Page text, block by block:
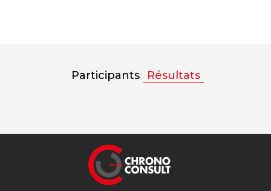
Participants Résultats